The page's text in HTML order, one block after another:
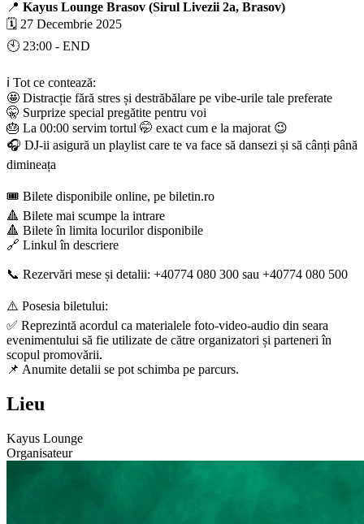
📍 Kayus Lounge Brasov (Sirul Livezii 2a, Brasov)
🗓️ 27 Decembrie 2025
🕙 23:00 - END
ℹ️ Tot ce contează:
🤩 Distracție fără stres și destrăbălare pe vibe-urile tale preferate
🤫 Surprize special pregătite pentru voi
🎂 La 00:00 servim tortul 🤭 exact cum e la majorat 😉
🎧 DJ-ii asigură un playlist care te va face să dansezi și să cânți până
dimineața
🎟️ Bilete disponibile online, pe biletin.ro
🔺 Bilete mai scumpe la intrare
🔺 Bilete în limita locurilor disponibile
🔗 Linkul în descriere
📞 Rezervări mese și detalii: +40774 080 300 sau +40774 080 500
⚠️ Posesia biletului:
✅ Reprezintă acordul ca materialele foto-video-audio din seara
evenimentului să fie utilizate de către organizatori și parteneri în
scopul promovării.
📌 Anumite detalii se pot schimba pe parcurs.
Lieu
Kayus Lounge
Organisateur